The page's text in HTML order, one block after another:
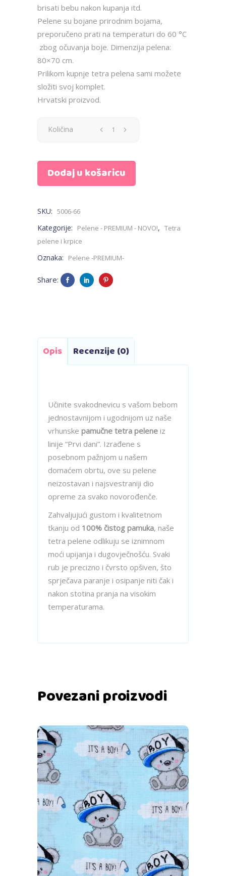
brisati bebu nakon kupanja itd.
Pelene su bojane prirodnim bojama,
preporučeno prati na temperaturi do 60 °C
zbog očuvanja boje. Dimenzija pelena:
80×70 cm.
Prilikom kupnje tetra pelena sami možete
složiti svoj komplet.
Hrvatski proizvod.
Pelena
medvjedić
balon
-
PREMIUM
quantity
Količina
Dodaj u košaricu
SKU: 5006-66
Kategorije: Pelene - PREMIUM - NOVO!, Tetra
pelene i krpice
Oznaka: Pelene -PREMIUM-
Share:
Opis Recenzije (0)
Učinite svakodnevicu s vašom bebom
jednostavnijom i ugodnijom uz naše
vrhunske pamučne tetra pelene iz
linije “Prvi dani”. Izrađene s
posebnom pažnjom u našem
domaćem obrtu, ove su pelene
neizostavan i najsvestraniji dio
opreme za svako novorođenče.
Zahvaljujući gustom i kvalitetnom
tkanju od 100% čistog pamuka, naše
tetra pelene odlikuju se iznimnom
moći upijanja i dugovječnošću. Svaki
rub je precizno i čvrsto opšiven, što
sprječava paranje i osipanje niti čak i
nakon stotina pranja na visokim
temperaturama.
Povezani proizvodi
Dodaj u košaricu